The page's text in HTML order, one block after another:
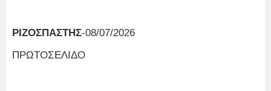
ΡΙΖΟΣΠΑΣΤΗΣ-08/07/2026
ΠΡΩΤΟΣΕΛΙΔΟ